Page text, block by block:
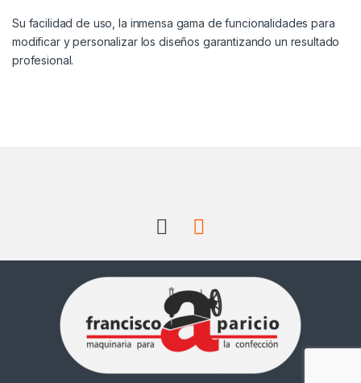
Su facilidad de uso, la inmensa gama de funcionalidades para
modificar y personalizar los diseños garantizando un resultado
profesional.